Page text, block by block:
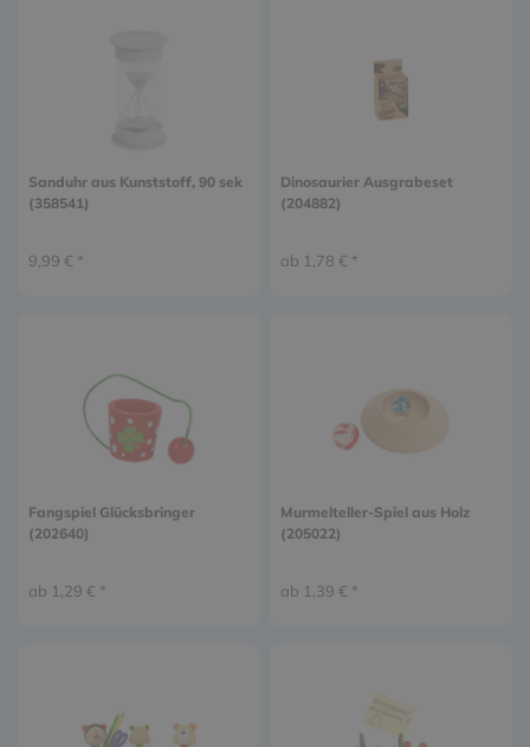
Sanduhr aus Kunststoff, 90 sek
(358541)
9,99 € *
Dinosaurier Ausgrabeset
(204882)
ab 1,78 € *
Fangspiel Glücksbringer
(202640)
ab 1,29 € *
Murmelteller-Spiel aus Holz
(205022)
ab 1,39 € *